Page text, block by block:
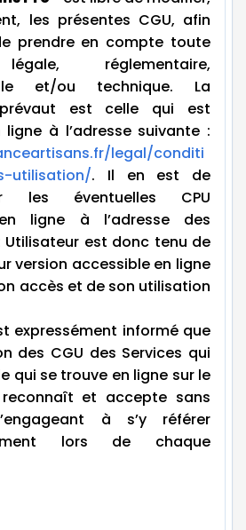
les présentes CGU, afin
prendre en compte toute
réglementaire,
et/ou technique. La
est celle qui est
à l’adresse suivante :
legal/conditi
utilisation/. Il en est de
les éventuelles CPU
ligne à l’adresse des
Utilisateur est donc tenu de
version accessible en ligne
accès et de son utilisation
expressément informé que
des CGU des Services qui
qui se trouve en ligne sur le
reconnaît et accepte sans
à s’y référer
lors de chaque